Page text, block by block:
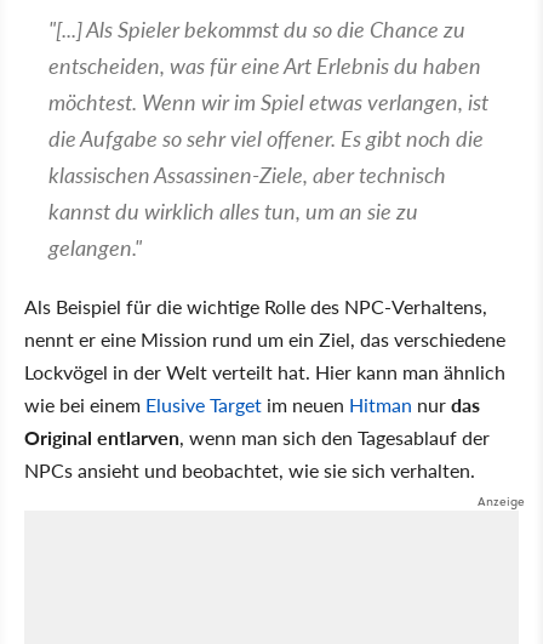
"[...] Als Spieler bekommst du so die Chance zu
entscheiden, was für eine Art Erlebnis du haben
möchtest. Wenn wir im Spiel etwas verlangen, ist
die Aufgabe so sehr viel offener. Es gibt noch die
klassischen Assassinen-Ziele, aber technisch
kannst du wirklich alles tun, um an sie zu
gelangen."
Als Beispiel für die wichtige Rolle des NPC-Verhaltens,
nennt er eine Mission rund um ein Ziel, das verschiedene
Lockvögel in der Welt verteilt hat. Hier kann man ähnlich
wie bei einem Elusive Target im neuen Hitman nurdas
Original entlarven, wenn man sich den Tagesablauf der
NPCs ansieht und beobachtet, wie sie sich verhalten.